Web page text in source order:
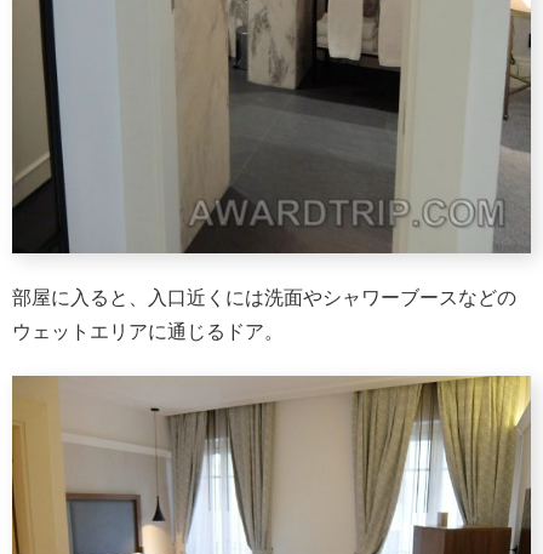
部屋に入ると、入口近くには洗面やシャワーブースなどの
ウェットエリアに通じるドア。